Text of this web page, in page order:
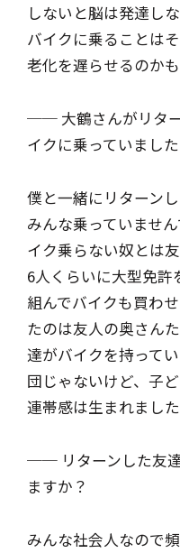
しないと脳は発達し
バイクに乗ることは
老化を遅らせるのかも
── 大鶴さんがリタ
イクに乗っていまし
僕と一緒にリターン
みんな乗っていませ
イク乗らない奴とは
6人くらいに大型免許
組んでバイクも買わ
たのは友人の奥さん
達がバイクを持って
団じゃないけど、子
連帯感は生まれました
── リターンした友
ますか？
みんな社会人なので